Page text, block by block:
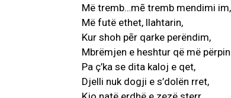
Më tremb…mē tremb mendimi im,
Më futë ethet, llahtarin,
Kur shoh pēr qarke perëndim,
Mbrëmjen e heshtur që më
Pa ç’ka se dita kaloj e qet,
Djelli nuk dogji e s’dolën rret,